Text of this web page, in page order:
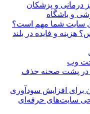
و باشگاه
و فایده در بلند
در پشت صحنه حذف
برای افزایش سودآوری
سایت‌های حرفه‌ای